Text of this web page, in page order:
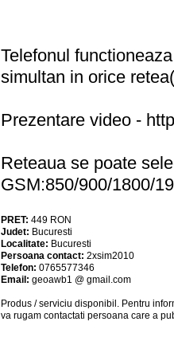
Telefonul
simultan in orice
Prezentare video -
Reteaua se poate
GSM:850/900/1800/
PRET: 449 RON
Judet: Bucuresti
Localitate: Bucuresti
Persoana contact: 2xsim2010
Telefon: 0765577346
Email: geoawb1 @ gmail.com
Produs / serviciu disponibil . Pentru
va rugam contactati persoana care a